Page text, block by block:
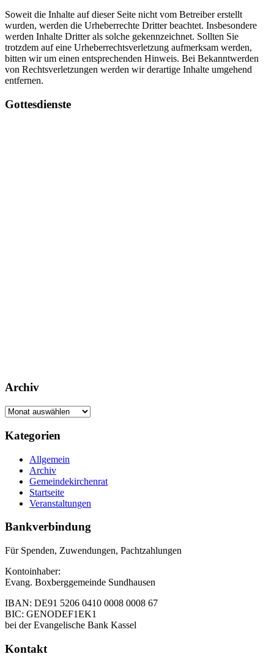
Soweit die Inhalte auf dieser Seite nicht vom Betreiber erstellt
wurden, werden die Urheberrechte Dritter beachtet. Insbesondere
werden Inhalte Dritter als solche gekennzeichnet. Sollten Sie
trotzdem auf eine Urheberrechtsverletzung aufmerksam werden,
bitten wir um einen entsprechenden Hinweis. Bei Bekanntwerden
von Rechtsverletzungen werden wir derartige Inhalte umgehend
entfernen.
Haupt-
Gottesdienste
Archiv
Archiv
Footer
Inhalt
Kategorien
Allgemein
Archiv
Gemeindekirchenrat
Startseite
Veranstaltungen
Bankverbindung
Für Spenden, Zuwendungen, Pachtzahlungen
Kontoinhaber:
Evang. Boxberggemeinde Sundhausen
IBAN: DE91 5206 0410 0008 0008 67
BIC: GENODEF1EK1
bei der Evangelische Bank Kassel
Kontakt